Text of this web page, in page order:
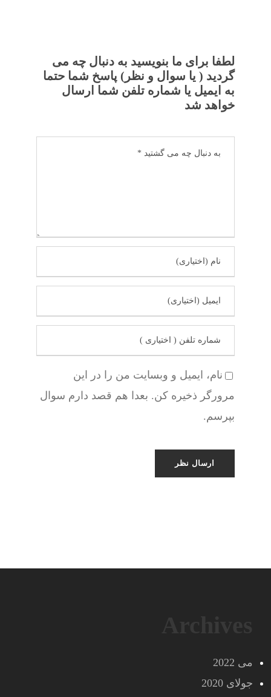
لطفا برای ما بنویسید به دنبال چه می
گردید ( یا سوال و نظر) پاسخ شما حتما
به ایمیل یا شماره تلفن شما ارسال
خواهد شد
نام، ایمیل و وبسایت من را در این
مرورگر ذخیره کن. بعدا هم قصد دارم سوال
بپرسم.
می 2022
جولای 2020